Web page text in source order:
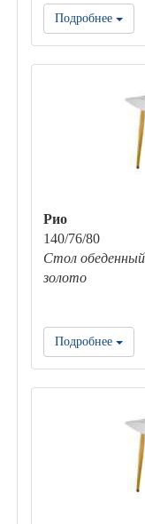
Подробнее
Рио
140/76/80
Стол
золото
Подробнее